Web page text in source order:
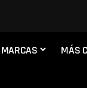
MARCAS MÁS